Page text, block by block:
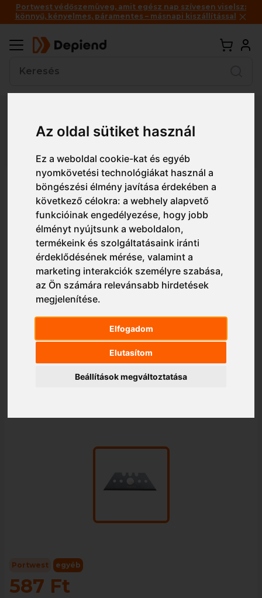
Az oldal sütiket használ
Ez a weboldal cookie-kat és egyéb
nyomkövetési technológiákat használ a
böngészési élmény javítása érdekében a
következő célokra:a webhely alapvető
funkcióinak engedélyezése, hogy jobb
élményt nyújtsunk a weboldalon,
termékeink és szolgáltatásaink iránti
érdeklődésének mérése, valamint a
marketing interakciók személyre szabása,
az Ön számára relevánsabb hirdetések
megjelenítése.
Elfogadom
Elutasítom
Beállítások megváltoztatása
Portwest védőszemüveg, amit egész nap szívesen viselsz:
könnyű, kényelmes, páramentes – másnapi kiszállítással
Részletes nézet Egyszerű nézet
KN90 Portwest Csere penge
KN10 és KN20 szikéhez (10 db)
Portwest egyéb
587 Ft